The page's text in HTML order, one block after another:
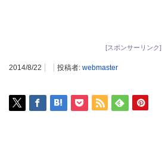
[スポンサーリンク]
2014/8/22 投稿者: webmaster